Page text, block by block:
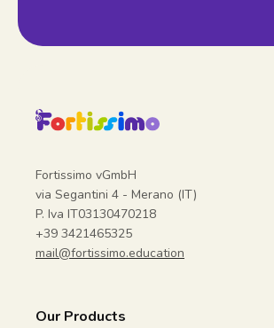
Fortissimo vGmbH
via Segantini 4 - Merano (IT)
P. Iva IT03130470218
+39 3421465325
mail@fortissimo.education
Our Products